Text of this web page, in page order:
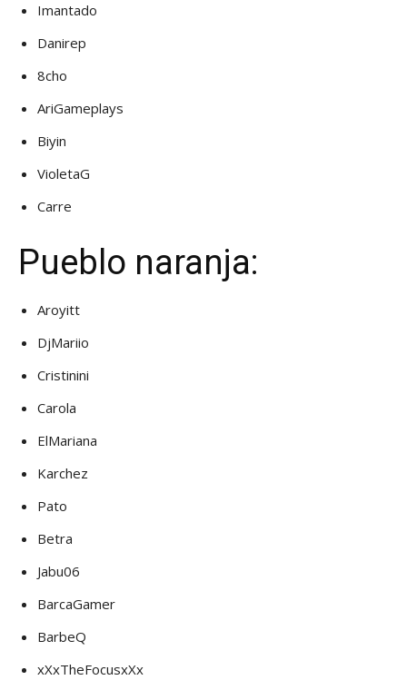
Imantado
Danirep
8cho
AriGameplays
Biyin
VioletaG
Carre
Pueblo naranja:
Aroyitt
DjMariio
Cristinini
Carola
ElMariana
Karchez
Pato
Betra
Jabu06
BarcaGamer
BarbeQ
xXxTheFocusxXx